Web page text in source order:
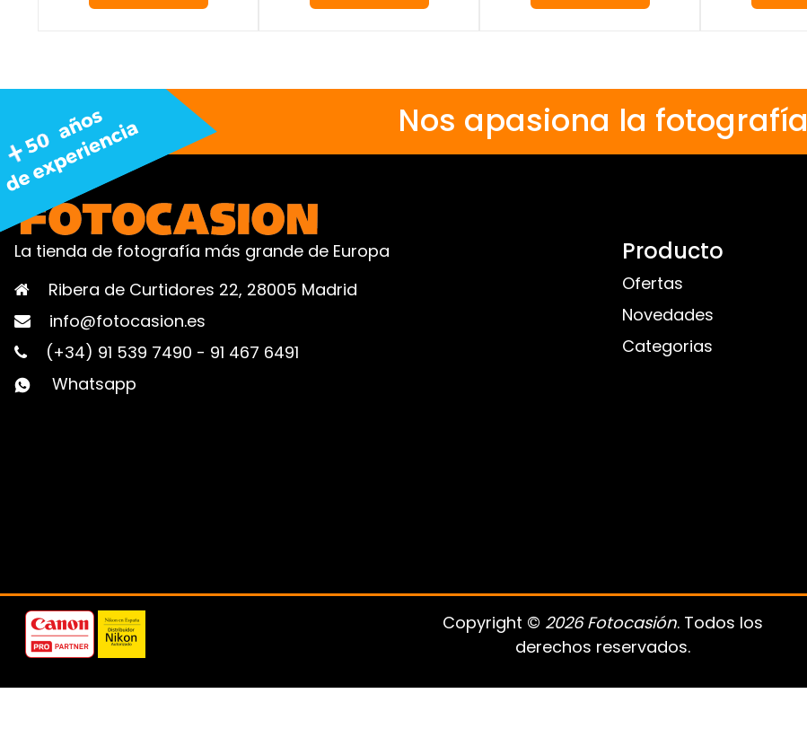
Nos apasiona la fotografía
La tienda de fotografía más grande de Europa
Ribera de Curtidores 22, 28005 Madrid
info@fotocasion.es
(+34) 91 539 7490 - 91 467 6491
Whatsapp
Producto
Ofertas
Novedades
Categorias
Copyright © 2026 Fotocasión. Todos los
derechos reservados.